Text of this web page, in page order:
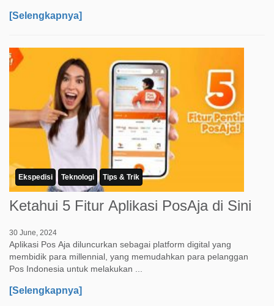
[Selengkapnya]
Ekspedisi Teknologi Tips & Trik
Ketahui 5 Fitur Aplikasi PosAja di Sini
30 June, 2024
Aplikasi Pos Aja diluncurkan sebagai platform digital yang
membidik para millennial, yang memudahkan para pelanggan
Pos Indonesia untuk melakukan ...
[Selengkapnya]